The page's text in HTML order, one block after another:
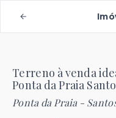
Terreno à venda
Ponta da Praia
Ponta da Praia -